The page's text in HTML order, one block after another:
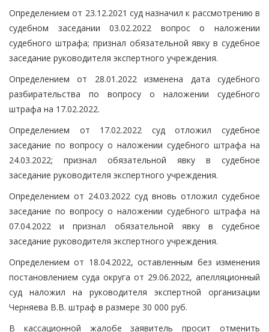
Определением от 23.12.2021 суд назначил к рассмотрению в
судебном заседании 03.02.2022 вопрос о наложении
судебного штрафа; признал обязательной явку в судебное
заседание руководителя экспертного учреждения.
Определением от 28.01.2022 изменена дата судебного
разбирательства по вопросу о наложении судебного
штрафа на 17.02.2022.
Определением от 17.02.2022 суд отложил судебное
заседание по вопросу о наложении судебного штрафа на
24.03.2022; признал обязательной явку в судебное
заседание руководителя экспертного учреждения.
Определением от 24.03.2022 суд вновь отложил судебное
заседание по вопросу о наложении судебного штрафа на
07.04.2022 и признал обязательной явку в судебное
заседание руководителя экспертного учреждения.
Определением от 18.04.2022, оставленным без изменения
постановлением суда округа от 29.06.2022, апелляционный
суд наложил на руководителя экспертной организации
Черняева В.В. штраф в размере 30 000 руб.
В кассационной жалобе заявитель просит отменить